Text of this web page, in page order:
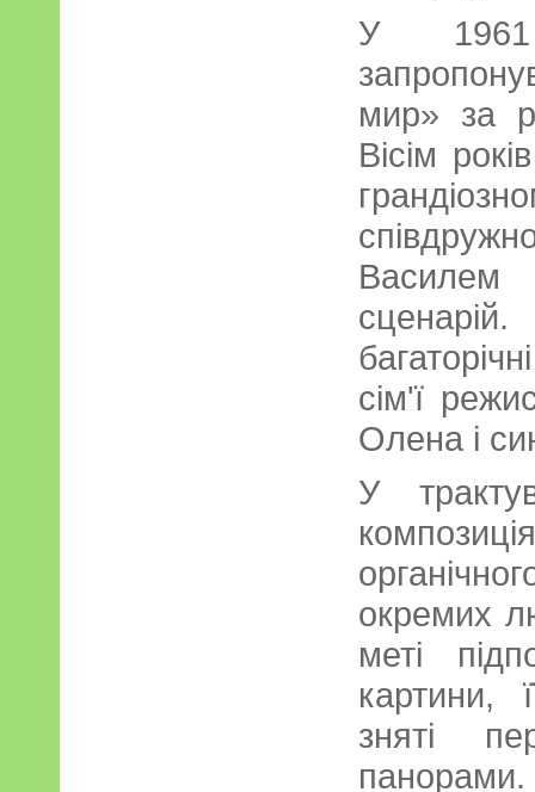
У 1961
мир» за
Вісім
Василем
сім'ї
Олена і
У
окремих
меті
картини,
зняті
панорами.